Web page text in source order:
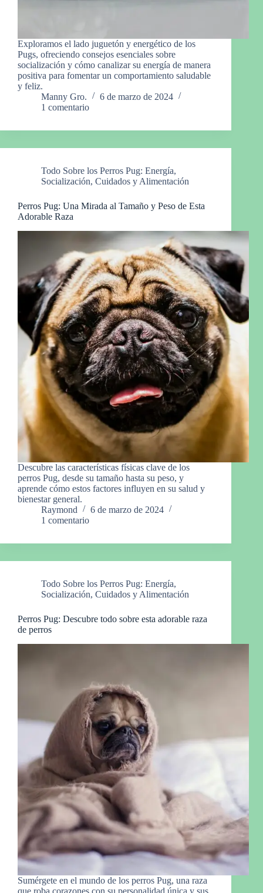
Exploramos el lado juguetón y energético de los
Pugs, ofreciendo consejos esenciales sobre
socialización y cómo canalizar su energía de manera
positiva para fomentar un comportamiento saludable
y feliz.
Manny Gro.
6 de marzo de 2024
1 comentario
Todo Sobre los Perros Pug: Energía,
Socialización, Cuidados y Alimentación
Perros Pug: Una Mirada al Tamaño y Peso de Esta
Adorable Raza
Descubre las características físicas clave de los
perros Pug, desde su tamaño hasta su peso, y
aprende cómo estos factores influyen en su salud y
bienestar general.
Raymond
6 de marzo de 2024
1 comentario
Todo Sobre los Perros Pug: Energía,
Socialización, Cuidados y Alimentación
Perros Pug: Descubre todo sobre esta adorable raza
de perros
Sumérgete en el mundo de los perros Pug, una raza
que roba corazones con su personalidad única y sus